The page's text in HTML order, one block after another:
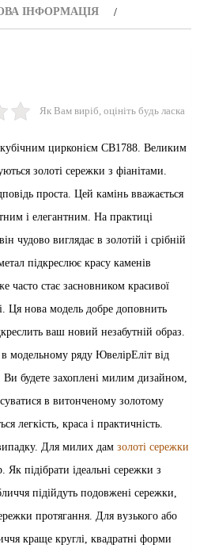
ІНФОРМАЦІЯ
Як Вам виріб, оцініть будь ласка
цирконієм СВ1788. Великим
золоті сережки з фіанітами.
проста. Цей камінь вважається
і елегантним. На практиці
чудово виглядає в золотій і срібній
підкреслює красу каменів
часто стає засновником красивої
Ця нова модель добре доповнить
ваш новий незабутній образ.
модельному ряду ЮвелірЕліт від
будете захоплені милим дизайном,
в витонченому золотому
легкість, краса і практичність.
Для милих дам золоті сережки
Як підібрати ідеальні сережки з
підійдуть подовжені сережки,
протягання. Для вузького або
краще круглі, квадратні форми